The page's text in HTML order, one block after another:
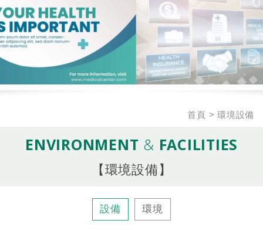
首頁 環境設備
ENVIRONMENT & FACILITIES
【環境設備】
設備 環境